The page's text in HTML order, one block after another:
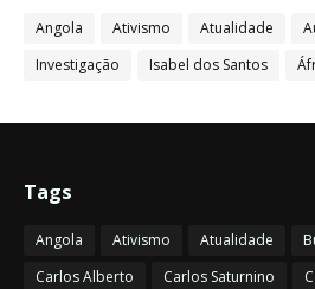
Angola Ativismo Atualidade
Investigação
Isabel dos Santos
Tags
Angola Ativismo Atualidade
Carlos Alberto
Carlos Saturnino